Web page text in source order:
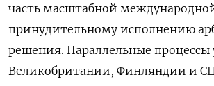
часть масштабной
принудительному исполнению
решения. Параллельные процессы
Великобритании, Финляндии и